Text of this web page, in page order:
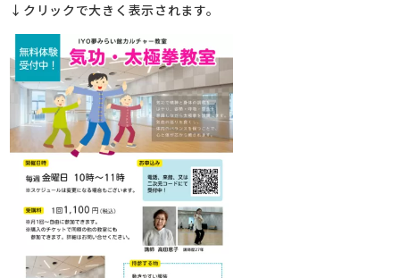
↓クリックで大きく表示されます。